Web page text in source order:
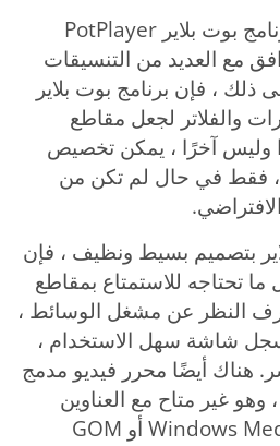
كما ذكرنا سابقًا ، فإن برنامج بوت بلاير PotPlayer
مع العديد من التنسيقات
ذلك ، فإن برنامج بوت بلاير
والفلاتر لجعل مقاطع
وليس آخرًا ، يمكن تخصيص
، فقط في حال لم تكن من
بتصميم بسيط ونظيف ، فإن
ما تحتاجه للاستمتاع بمقاطع
النظر عن مشغل الوسائط ،
شاشة سهل الاستخدام ،
هناك أيضًا محرر فيديو مدمج
وهو غير متاح مع العناوين
الشائعة مثل Windows Media Player أو GOM